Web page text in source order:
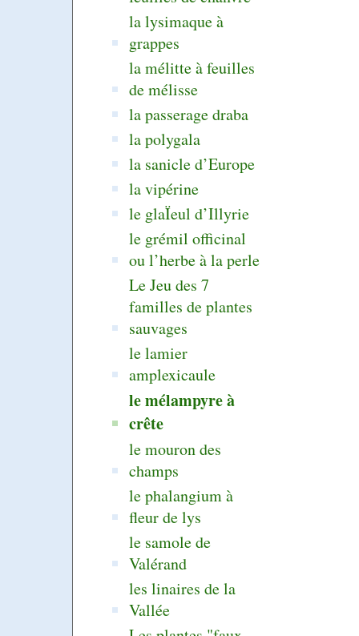
la lysimaque à
grappes
la mélitte à feuilles
de mélisse
la passerage draba
la polygala
la sanicle d’Europe
la vipérine
le glaÏeul d’Illyrie
le grémil officinal
ou l’herbe à la perle
Le Jeu des 7
familles de plantes
sauvages
le lamier
amplexicaule
le mélampyre à
crête
le mouron des
champs
le phalangium à
fleur de lys
le samole de
Valérand
les linaires de la
Vallée